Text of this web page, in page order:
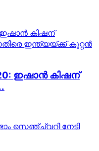
ഇഷാൻ കിഷന്